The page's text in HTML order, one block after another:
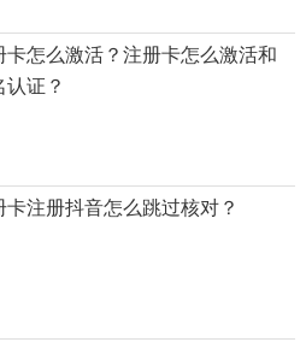
卡怎么激活？注册卡怎么激活和
认证？
卡注册抖音怎么跳过核对？